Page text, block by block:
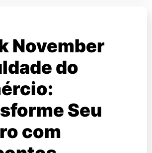
November
do
Seu
com